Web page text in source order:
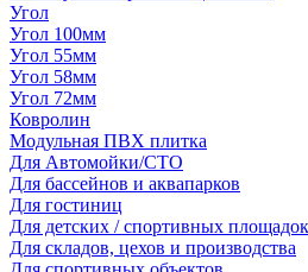
Угол
Угол 100мм
Угол 55мм
Угол 58мм
Угол 72мм
Ковролин
Модульная ПВХ плитка
Для Автомойки/СТО
Для бассейнов и аквапарков
Для гостиниц
Для детских / спортивных площадок
Для складов, цехов и производства